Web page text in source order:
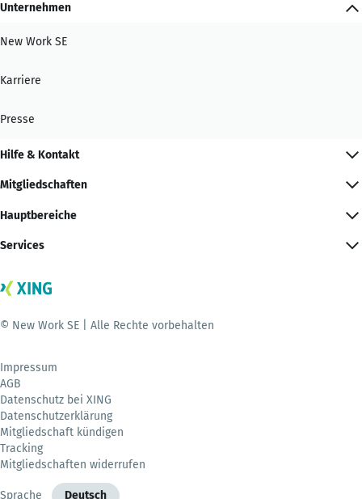
Unternehmen
New Work SE
Karriere
Presse
Hilfe & Kontakt
Mitgliedschaften
Hauptbereiche
Services
© New Work SE | Alle Rechte vorbehalten
Impressum
AGB
Datenschutz bei XING
Datenschutzerklärung
Mitgliedschaft kündigen
Tracking
Mitgliedschaften widerrufen
Sprache Deutsch